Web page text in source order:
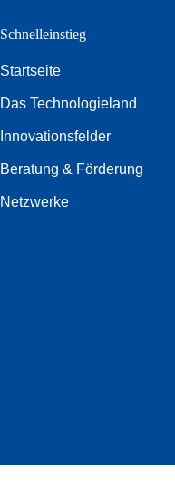
Schnelleinstieg
Startseite
Das Technologieland
Innovationsfelder
Beratung & Förderung
Netzwerke